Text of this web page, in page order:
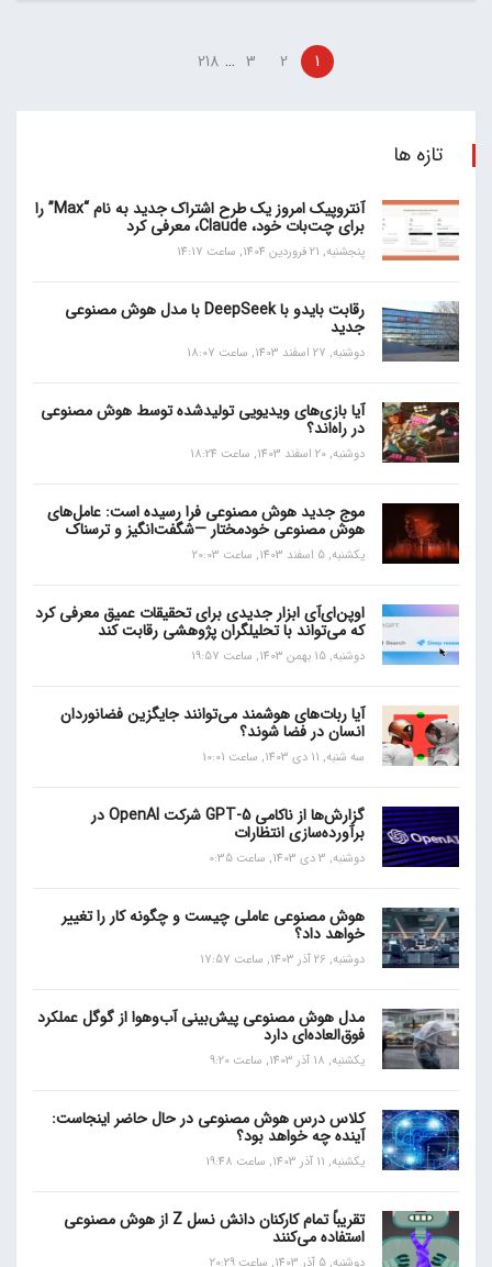
1
2
3
…
218
تازه ها
آنتروپیک امروز یک طرح اشتراک جدید به نام “Max” را
برای چت‌بات خود، Claude، معرفی کرد
پنجشنبه, 21 فروردین 1404, ساعت 14:17
رقابت بایدو با DeepSeek با مدل هوش مصنوعی
جدید
دوشنبه, 27 اسفند 1403, ساعت 18:07
آیا بازی‌های ویدیویی تولیدشده توسط هوش مصنوعی
در راه‌اند؟
دوشنبه, 20 اسفند 1403, ساعت 18:24
موج جدید هوش مصنوعی فرا رسیده است: عامل‌های
هوش مصنوعی خودمختار —شگفت‌انگیز و ترسناک
یکشنبه, 5 اسفند 1403, ساعت 20:03
اوپن‌ای‌آی ابزار جدیدی برای تحقیقات عمیق معرفی کرد
که می‌تواند با تحلیلگران پژوهشی رقابت کند
دوشنبه, 15 بهمن 1403, ساعت 19:57
آیا ربات‌های هوشمند می‌توانند جایگزین فضانوردان
انسان در فضا شوند؟
سه شنبه, 11 دی 1403, ساعت 10:01
گزارش‌ها از ناکامی GPT-5 شرکت OpenAI در
برآورده‌سازی انتظارات
دوشنبه, 3 دی 1403, ساعت 0:35
هوش مصنوعی عاملی چیست و چگونه کار را تغییر
خواهد داد؟
دوشنبه, 26 آذر 1403, ساعت 17:57
مدل هوش مصنوعی پیش‌بینی آب‌و‌هوا از گوگل عملکرد
فوق‌العاده‌ای دارد
یکشنبه, 18 آذر 1403, ساعت 9:20
کلاس درس هوش مصنوعی در حال حاضر اینجاست:
آینده چه خواهد بود؟
یکشنبه, 11 آذر 1403, ساعت 19:48
تقریباً تمام کارکنان دانش نسل Z از هوش مصنوعی
استفاده می‌کنند
دوشنبه, 5 آذر 1403, ساعت 20:29